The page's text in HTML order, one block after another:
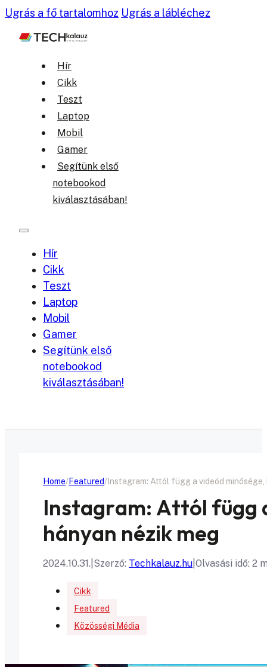
Ugrás a fő tartalomhoz Ugrás a lábléchez
Hír
Cikk
Teszt
Laptop
Mobil
Gamer
Segítünk első
notebookod
kiválasztásában!
Hír
Cikk
Teszt
Laptop
Mobil
Gamer
Segítünk első
notebookod
kiválasztásában!
Home Featured Instagram: Attól függ a videód
Instagram: Attól függ
hányan nézik meg
2024.10.31. Szerző: Techkalauz.hu Olvasási idő: 2
Cikk
Featured
Közösségi Média